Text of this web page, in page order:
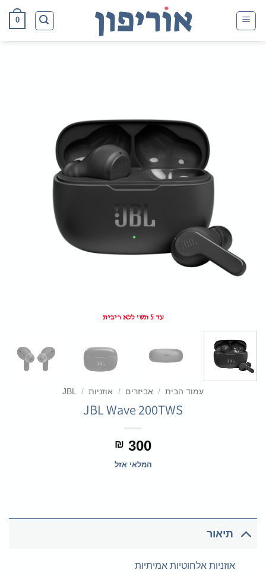
0
עד 5 תש' ללא ריבית
עמוד הבית / אביזרים / אוזניות /
JBL
JBL Wave 200TWS
₪ 300
המלאי אזל
תיאור
אוזניות אלחוטיות אמיתיות